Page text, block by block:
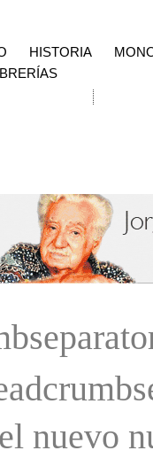
HISTORIA
nuevo